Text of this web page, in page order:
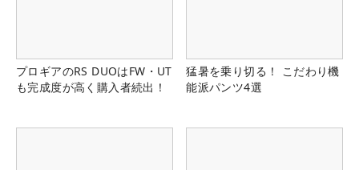
プロギアのRS DUOはFW・UT
も完成度が高く購入者続出！
猛暑を乗り切る！ こだわり機
能派パンツ4選